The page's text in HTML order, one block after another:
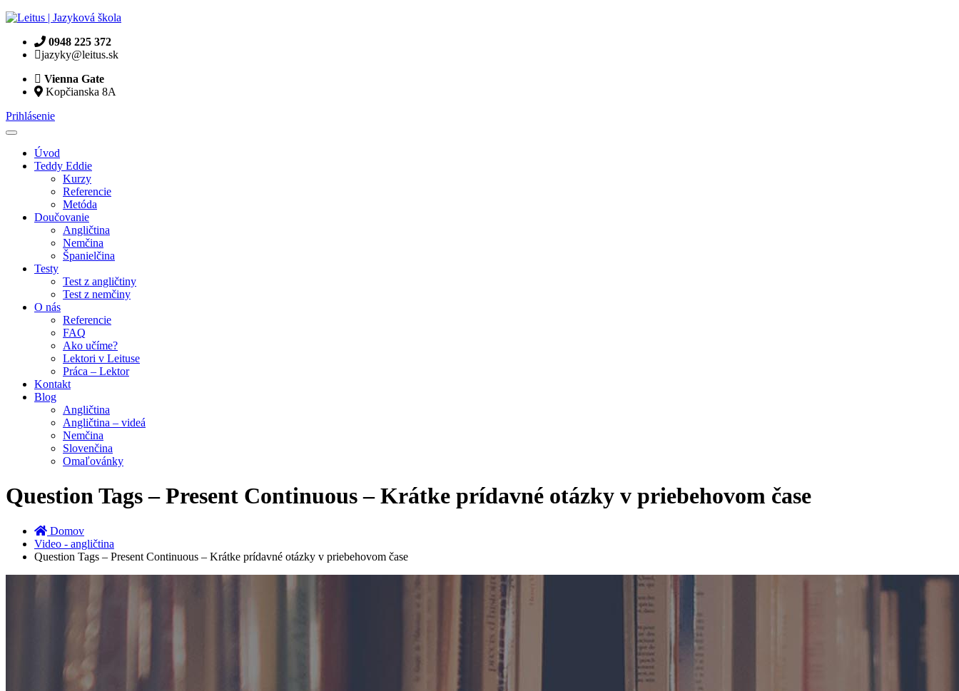
0948 225 372
jazyky@leitus.sk
Vienna Gate
Kopčianska 8A
Prihlásenie
Toggle
navigationÚvod
Teddy Eddie
Kurzy
Referencie
Metóda
Doučovanie
Angličtina
Nemčina
Španielčina
Testy
Test z angličtiny
Test z nemčiny
O nás
Referencie
FAQ
Ako učíme?
Lektori v Leituse
Práca – Lektor
Kontakt
Blog
Angličtina
Angličtina – videá
Nemčina
Slovenčina
Omaľovánky
Question Tags – Present Continuous – Krátke prídavné otázky v priebehovom čase
Domov
Video - angličtina
Question Tags – Present Continuous – Krátke prídavné otázky v priebehovom čase